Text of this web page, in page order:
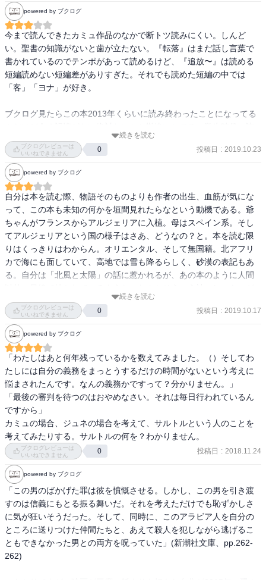
人間とはそういうものですよね、あなた。人間というのは二面性を
持つのであり、誰かを愛おしむ裏で自分を 愛でずにいられない。あ
る日たまたまあなたの住む建物で死人が出たとしましょう、そんな
時はぜひ、他の住民たちを観察してごらんなさい。彼らは各々こぢ
んまりとした生活の中で眠りこけていた、そんなところにほら、た
とえばマンションの管理人の死！　彼らはたちまち目覚め、ちょこ
あ人のお亡くなりだ、催し物のはじまりはじまり！　皆が悲劇を求
な浮揚を味わう機会、彼らにとっての 食前酒 なのですから。はて、
わたくしがたとえに管理人を出すのは偶然かどうか？　いや実際に
一人いたんですよ、実に忌まわしい男で、悪意の 権化、卑しさと恨
みっぽさから組成されたモンスター、フランシスコ会（ 18） の宣教
師でも投げ出すであろうやつが。わたしはその管理人とは口を利き
さえしませんでしたが、それでもただその存在のみでわたしの日々
の充実を脅かすには十分でした。さてそんな彼が死んだ時、わたし
はわざわざ埋葬に立ち会った。理由をお聞きになる必要があります
それでも、二人が愛し合っていなかったという証拠はどこにもあり
ません。奥さんが死んだ夫を愛していなかったという証拠もありま
せん。実際、色男が喉も腕も疲れたのか出ていってしまうと、奥さ
んはまた故人の礼賛を再開したのです。貞女の 鑑 ですよねえ！　し
かし結局のところ他の連中だって、顰蹙は買わないかもしれない
が、これより一途なわけでも誠実なわけでもない。わたしの知る男
で、一人の世話の焼ける女に二十年もの歳月を捧げた者がいます。
彼はすべてを犠牲にして女に尽くしました。友情も、仕事も、彼自
身の節度も。ところが彼はある晩気づいたのです、自分はこの女の
ことを最初から愛してなどいなかったのだと。ただ退屈していただ
け、それがすべてです。ただ退屈していただけ、他の大半の人間と
同じように。だから彼は、ドラマティックに複雑で深刻な人生を己
のために一から築き上げた。何かが起きてほしい――人間が厄介事
に首を突っ込む時は、たいていそれで説明がつくでしょう。何かが
起きてほしい、愛のない隷属でもいい、戦争でもいい、誰かの死で
もいい。だから埋葬万歳！
ああ、夜の川というのはいいものですね？　 黴臭い水面の息吹、水
に浸かった枯葉の匂い、川船にいっぱいに積まれた花から漂う、葬
礼を思わせる香り――そういうものがわたしは好きです。いえいえ
違う、こういう嗜好が病的だなんて思わないでください。むしろわ
たしとしては、わざと無理をしている。こういう川を好ましく思え
るよう努めているわけです。わたしがこの世で本当に好きなのはシ
powered by ブクログ
今まで読んできたカミュ作品のなかで断トツ読みにくい。しんど
い。聖書の知識がないと歯が立たない。『転落』はまだ話し言葉で
書かれているのでテンポがあって読めるけど、『追放〜』は読める
短編読めない短編差がありすぎた。それでも読めた短編の中では
「客」「ヨナ」が好き。
ブクログ見たらこの本2013年くらいに読み終わったことになってる
んだ誰かのカミュ論で「不貞」が取り上げられてたことだけなんと
なく覚えてる。私が読むカミュ論なら野崎歓先生とかそのへんの人
しか思い浮かばないけど…
続きを読む
ブクログレビューは
いいねできません
0 投稿日 : 2019.10.23
powered by ブクログ
自分は本を読む際、物語そのものよりも作者の出生、血筋が気にな
って、この本も未知の何かを垣間見れたらなという動機である。爺
ちゃんがフランスからアルジェリアに入植。母はスペイン系。そし
てアルジェリアという国の様子はさあ、どうなの？と。本を読む限
りはくっきりはわからん。オリエンタル、そして無国籍。北アフリ
カで海にも面していて、高地では雪も降るらしく、砂漠の表記もあ
る。自分は「北風と太陽」の話に惹かれるが、あの本のように人間
あるような。
続きを読む
ブクログレビューは
いいねできません
0 投稿日 : 2019.10.17
powered by ブクログ
「わたしはあと何年残っているかを数えてみました。（）そしてわ
たしには自分の義務をまっとうするだけの時間がないという考えに
悩まされたんです。なんの義務かですって？分かりません。」
「最後の審判を待つのはおやめなさい。それは毎日行われているん
ですから」
カミュの場合、ジュネの場合を考えて、サルトルという人のことを
考えてみたりする。サルトルの何を？わかりません。
ブクログレビューは
いいねできません
0 投稿日 : 2018.11.24
powered by ブクログ
「この男のばかげた罪は彼を憤慨させる。しかし、この男を引き渡
すのは信義にもとる振る舞いだ。それを考えただけでも恥ずかしさ
に気が狂いそうだった。そして、同時に、このアラビア人を自分の
ところに送りつけた仲間たちと、あえて殺人を犯しながら逃げるこ
ともできなかった男との両方を呪っていた」(新潮社文庫、pp.262-
262)